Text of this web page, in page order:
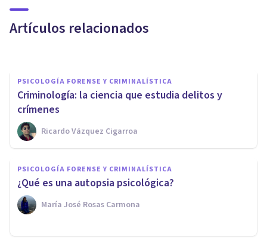
Artículos relacionados
Psicología?
PSICOLOGÍA FORENSE Y CRIMINALÍSTICA
Criminología: la ciencia que estudia delitos y
crímenes
Ricardo Vázquez Cigarroa
PSICOLOGÍA FORENSE Y CRIMINALÍSTICA
¿Qué es una autopsia psicológica?
María José Rosas Carmona
PSICOLOGÍA FORENSE Y CRIMINALÍSTICA
Los 8 mejores cursos de
Psicología Jurídica, Forense y
Penitenciaria